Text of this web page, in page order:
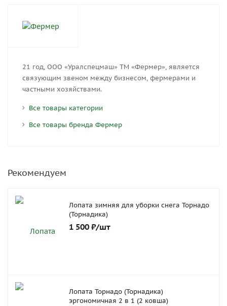
21 год, ООО «Уралспецмаш» ТМ «Фермер», является
связующим звеном между бизнесом, фермерами и
частными хозяйствами.
Все товары категории
Все товары бренда Фермер
Рекомендуем
Лопата зимняя для уборки снега Торнадо
(Торнадика)
1 500 ₽/шт
Лопата Торнадо (Торнадика)
эргономичная 2 в 1 (2 ковша)